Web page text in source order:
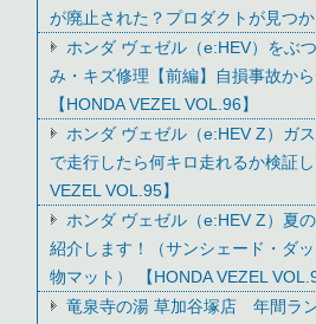
が廃止された？プロダクトが見つ
ホンダ ヴェゼル（e:HEV）をぶ
み・キズ修理【前編】自損事故か
【HONDA VEZEL VOL.96】
ホンダ ヴェゼル（e:HEV Z）ガ
で走行したら何キロ走れるか検証
VEZEL VOL.95】
ホンダ ヴェゼル（e:HEV Z）夏
紹介します！（サンシェード・ダ
物マット） 【HONDA VEZEL
竜泉寺の湯 草加谷塚店 年間ラ